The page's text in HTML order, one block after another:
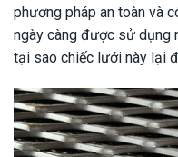
phương pháp an toàn và
ngày càng được sử dụng
tại sao chiếc lưới này lại